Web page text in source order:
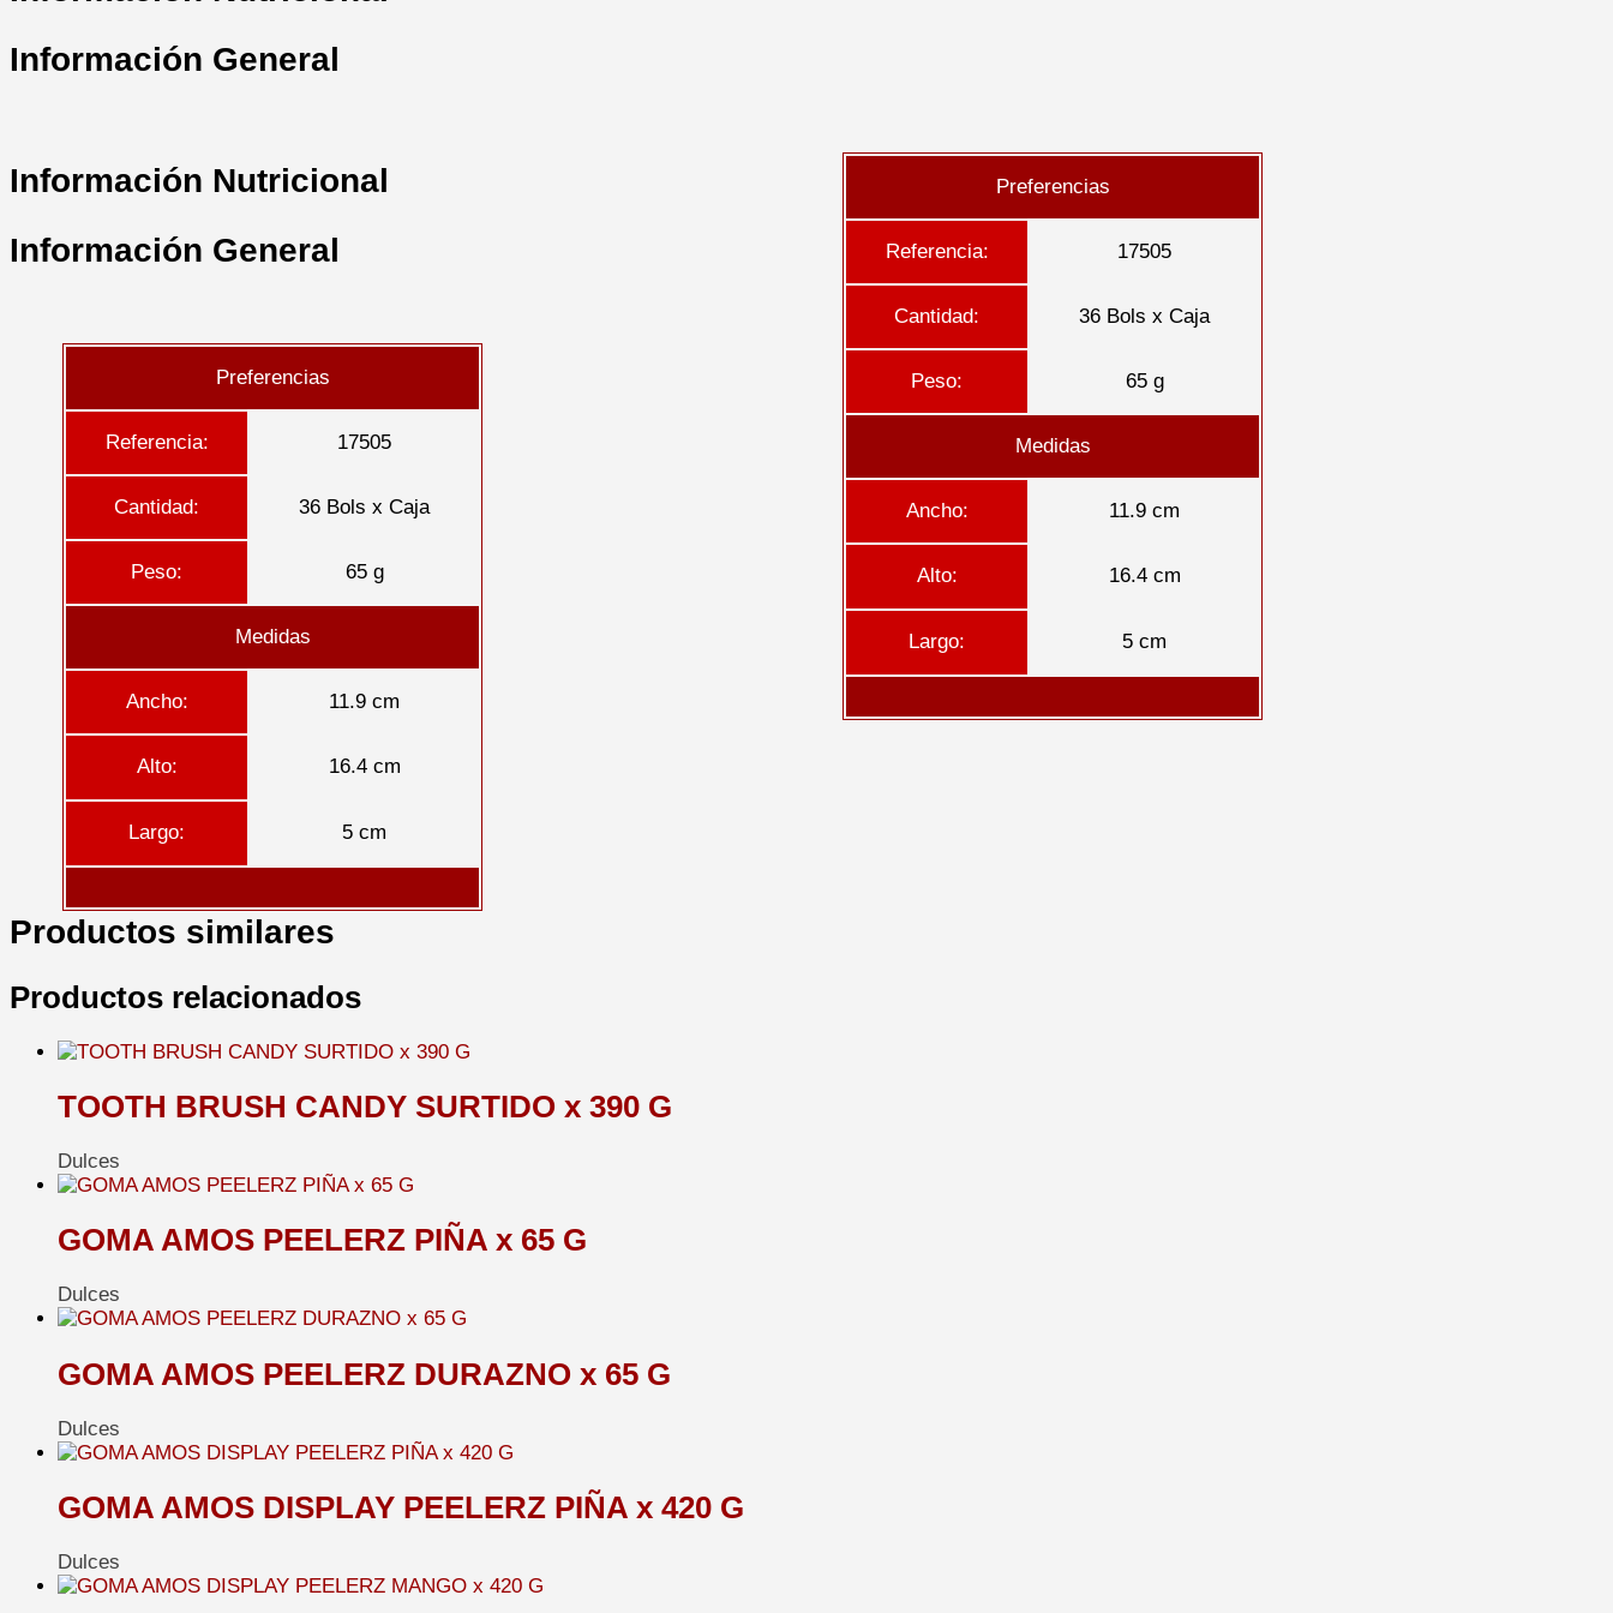
Información General
Preferencias
Referencia: 17505
Cantidad: 36 Bols x Caja
Peso: 65 g
Medidas
Ancho: 11.9 cm
Alto: 16.4 cm
Largo: 5 cm
Información Nutricional
Información General
Preferencias
Referencia: 17505
Cantidad: 36 Bols x Caja
Peso: 65 g
Medidas
Ancho: 11.9 cm
Alto: 16.4 cm
Largo: 5 cm
Productos similares
Productos relacionados
TOOTH BRUSH CANDY SURTIDO x 390 G
Dulces
GOMA AMOS PEELERZ PIÑA x 65 G
Dulces
GOMA AMOS PEELERZ DURAZNO x 65 G
Dulces
GOMA AMOS DISPLAY PEELERZ PIÑA x 420 G
Dulces